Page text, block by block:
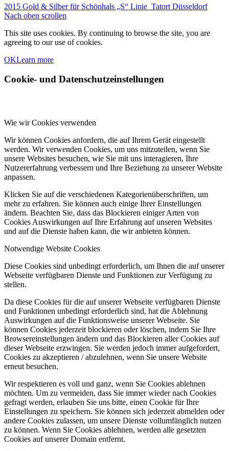
2015 Gold & Silber für Schönhals „S“ Linie Tatort Düsseldorf
Nach oben scrollen
This site uses cookies. By continuing to browse the site, you are
agreeing to our use of cookies.
OKLearn more
Cookie- und Datenschutzeinstellungen
Wie wir Cookies verwenden
Wir können Cookies anfordern, die auf Ihrem Gerät eingestellt
werden. Wir verwenden Cookies, um uns mitzuteilen, wenn Sie
unsere Websites besuchen, wie Sie mit uns interagieren, Ihre
Nutzererfahrung verbessern und Ihre Beziehung zu unserer Website
anpassen.
Klicken Sie auf die verschiedenen Kategorienüberschriften, um
mehr zu erfahren. Sie können auch einige Ihrer Einstellungen
ändern. Beachten Sie, dass das Blockieren einiger Arten von
Cookies Auswirkungen auf Ihre Erfahrung auf unseren Websites
und auf die Dienste haben kann, die wir anbieten können.
Notwendige Website Cookies
Diese Cookies sind unbedingt erforderlich, um Ihnen die auf unserer
Webseite verfügbaren Dienste und Funktionen zur Verfügung zu
stellen.
Da diese Cookies für die auf unserer Webseite verfügbaren Dienste
und Funktionen unbedingt erforderlich sind, hat die Ablehnung
Auswirkungen auf die Funktionsweise unserer Webseite. Sie
können Cookies jederzeit blockieren oder löschen, indem Sie Ihre
Browsereinstellungen ändern und das Blockieren aller Cookies auf
dieser Webseite erzwingen. Sie werden jedoch immer aufgefordert,
Cookies zu akzeptieren / abzulehnen, wenn Sie unsere Website
erneut besuchen.
Wir respektieren es voll und ganz, wenn Sie Cookies ablehnen
möchten. Um zu vermeiden, dass Sie immer wieder nach Cookies
gefragt werden, erlauben Sie uns bitte, einen Cookie für Ihre
Einstellungen zu speichern. Sie können sich jederzeit abmelden oder
andere Cookies zulassen, um unsere Dienste vollumfänglich nutzen
zu können. Wenn Sie Cookies ablehnen, werden alle gesetzten
Cookies auf unserer Domain entfernt.